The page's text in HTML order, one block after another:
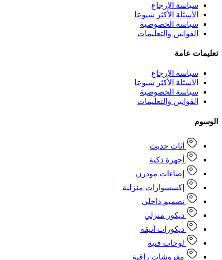
سياسة الإرجاع
الأسئلة الأكثر شيوعا
سياسة الخصوصية
القوانين والتعليمات
تعليمات عامة
سياسة الإرجاع
الأسئلة الأكثر شيوعا
سياسة الخصوصية
القوانين والتعليمات
الوسوم
أثاث حديث
أجهزة ذكية
إضاءات مودرن
إكسسوارات منزلية
تصميم داخلي
ديكور منزلي
ديكورات أنيقة
لوحات فنية
مفروشات راقية